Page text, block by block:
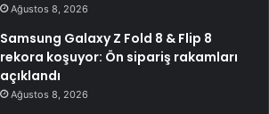
Ağustos 8, 2026
Samsung Galaxy Z Fold 8 & Flip 8
rekora koşuyor: Ön sipariş rakamları
açıklandı
Ağustos 8, 2026